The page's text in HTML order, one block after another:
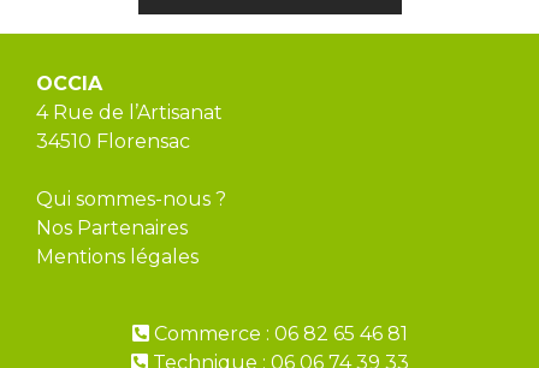
OCCIA
4 Rue de l’Artisanat
34510 Florensac
Qui sommes-nous ?
Nos Partenaires
Mentions légales
Commerce : 06 82 65 46 81
Technique : 06 06 74 39 33